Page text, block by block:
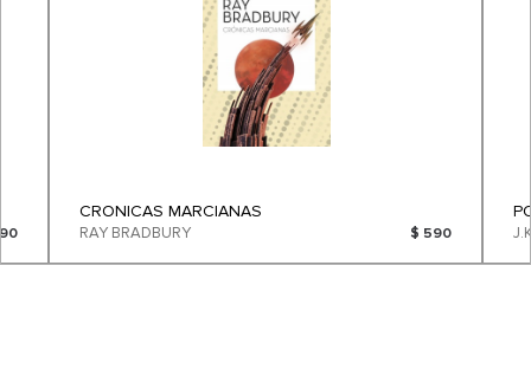
CRONICAS MARCIANAS
RAY BRADBURY $ 590